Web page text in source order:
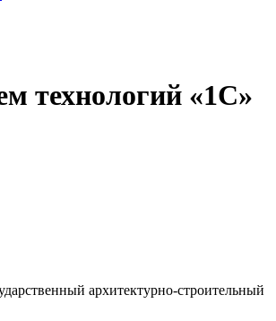
технологий «1С»
архитектурно-строительный